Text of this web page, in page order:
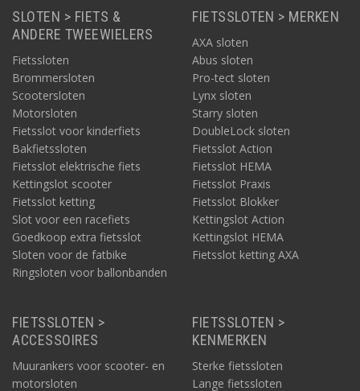
SLOTEN > FIETS &
ANDERE TWEEWIELERS
Fietssloten
Brommersloten
Scootersloten
Motorsloten
Fietsslot voor kinderfiets
Bakfietssloten
Fietsslot elektrische fiets
Kettingslot scooter
Fietsslot ketting
Slot voor een racefiets
Goedkoop extra fietsslot
Sloten voor de fatbike
Ringsloten voor ballonbanden
FIETSSLOTEN > MERKEN
AXA sloten
Abus sloten
Pro-tect sloten
Lynx sloten
Starry sloten
DoubleLock sloten
Fietsslot Action
Fietsslot HEMA
Fietsslot Praxis
Fietsslot Blokker
Kettingslot Action
Kettingslot HEMA
Fietsslot ketting AXA
FIETSSLOTEN >
ACCESSOIRES
Muurankers voor scooter- en
motorsloten
FIETSSLOTEN >
KENMERKEN
Sterke fietssloten
Lange fietssloten